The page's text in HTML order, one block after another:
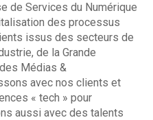
de Services du Numérique
des processus
issus des secteurs de
de la Grande
Médias &
avec nos clients et
« tech » pour
aussi avec des talents